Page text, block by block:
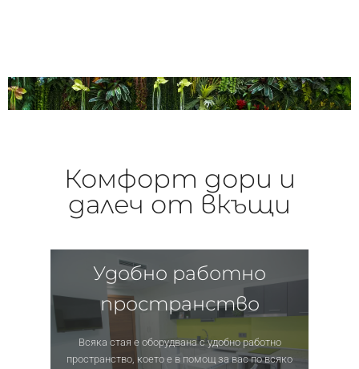
Комфорт дори и
далеч от вкъщи
Удобно работно
пространство
Всяка стая е оборудвана с удобно работно
пространство, което е в помощ за вас по всяко